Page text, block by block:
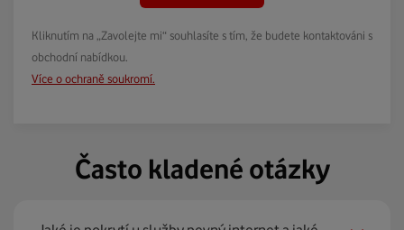
Kliknutím na „Zavolejte mi“ souhlasíte s tím, že budete kontaktováni s
obchodní nabídkou.
Více o ochraně soukromí.
Často kladené otázky